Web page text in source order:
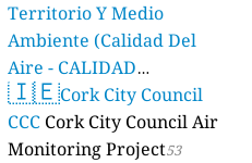
Territorio Y Medio
Ambiente (Calidad Del
Aire - CALIDAD
AMBIENTAL) 23 stations
🇮🇪Cork City Council
CCC Cork City Council Air
Monitoring Project53